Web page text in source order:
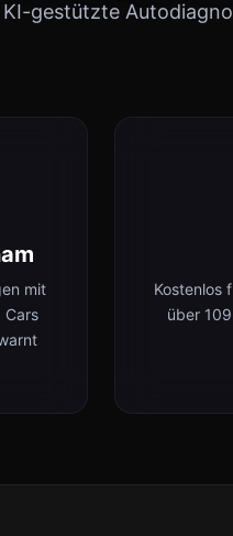
KI-gestützte
mit
Cars
Kostenlos
über